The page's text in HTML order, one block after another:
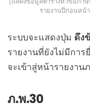
รายงานปีก่อนหน้
ระบบจะแสดงปุ่ม ดึง
รายงานที่ยังไม่มีกา
จะเข้าสู่หน้ารายงาน
ภ.พ.30